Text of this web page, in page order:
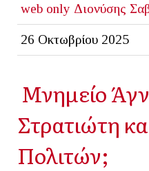
web only Διονύσης
26 Οκτωβρίου 2025
Μνημείο
Στρατιώτη
Πολιτών;